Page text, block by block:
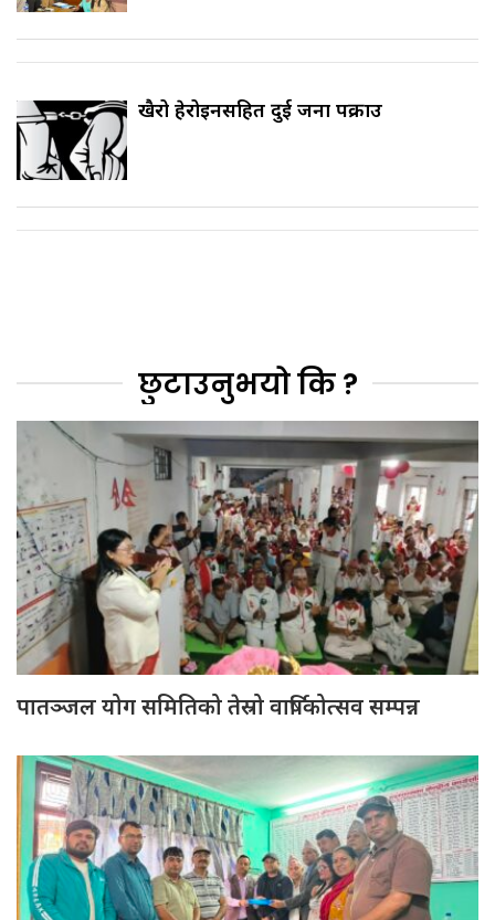
खैरो हेरोइनसहित दुई जना पक्राउ
छुटाउनुभयो कि ?
पातञ्जल योग समितिको तेस्रो वार्षिकोत्सव सम्पन्न